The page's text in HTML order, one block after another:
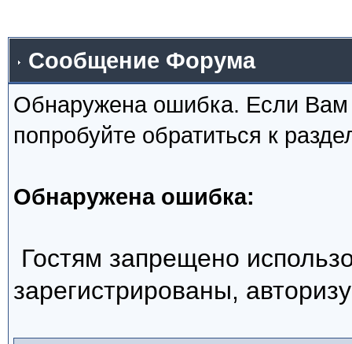
Сообщение Форума
Обнаружена ошибка. Если
попробуйте обратиться к
Обнаружена ошибка:
Гостям запрещено
зарегистрированы,